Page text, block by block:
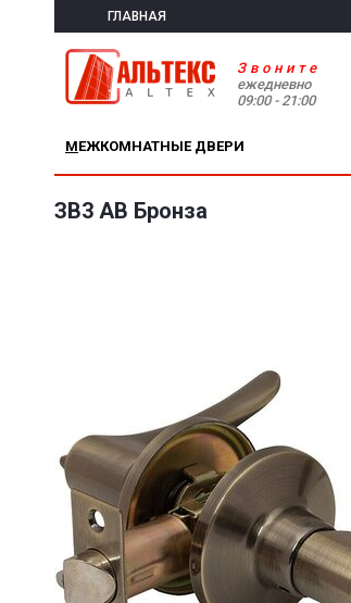
ГЛАВНАЯ
Звоните
ежедневно
09:00 - 21:00
МЕЖКОМНАТНЫЕ ДВЕРИ
ЗВ3 AB Бронза